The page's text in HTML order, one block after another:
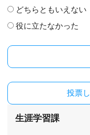
どちらともいえない
役に立たなかった
投票
生涯学習課